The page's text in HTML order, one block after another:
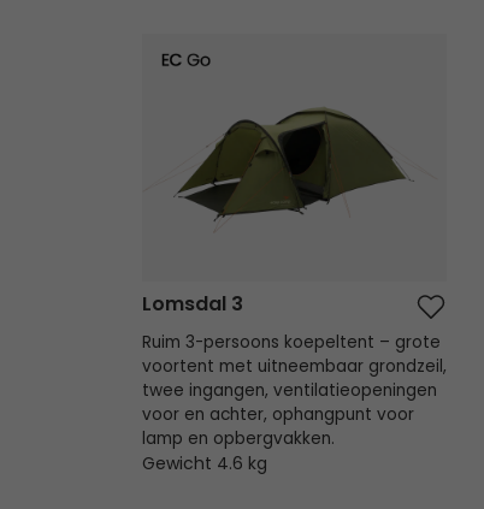
Lomsdal 3
Ruim 3-persoons koepeltent – grote
voortent met uitneembaar grondzeil,
twee ingangen, ventilatieopeningen
voor en achter, ophangpunt voor
lamp en opbergvakken.
Gewicht 4.6 kg